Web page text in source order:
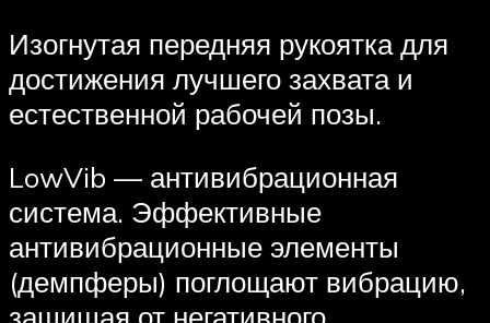
Изогнутая передняя рукоятка для
достижения лучшего захвата и
естественной рабочей позы.
LowVib — антивибрационная
система. Эффективные
антивибрационные элементы
(демпферы) поглощают вибрацию,